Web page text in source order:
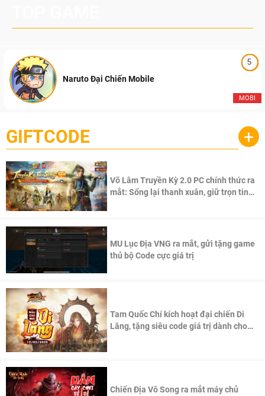
5
MOBI
Naruto Đại Chiến Mobile
GIFTCODE +
Võ Lâm Truyền Kỳ 2.0 PC chính thức ra
mắt: Sống lại thanh xuân, giữ trọn tinh
MU Lục Địa VNG ra mắt, gửi tặng game
thủ bộ Code cực giá trị
Tam Quốc Chí kích hoạt đại chiến Di
Lăng, tặng siêu code giá trị dành cho
Chiến Địa Vô Song ra mắt máy chủ